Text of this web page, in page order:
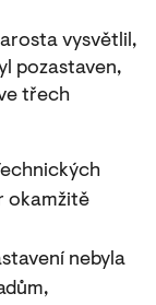
vysvětlil,
pozastaven,
třech
okamžitě
nebyla